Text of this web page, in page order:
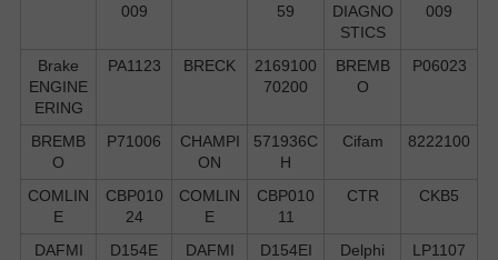
009
59
DIAGNO
STICS
009
Brake
ENGINE
ERING
PA1123 BRECK
2169100
70200
BREMB
O
P06023
BREMB
O
P71006
CHAMPI
ON
571936C
H
Cifam 8222100
COMLIN
E
CBP010
24
COMLIN
E
CBP010
11
CTR CKB5
DAFMI D154E DAFMI D154EI
Delphi
LP1107